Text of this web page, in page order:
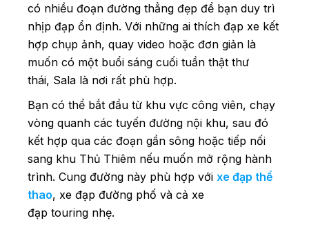
có nhiều đoạn đường thẳng đẹp để bạn duy trì
nhịp đạp ổn định. Với những ai thích đạp xe kết
hợp chụp ảnh, quay video hoặc đơn giản là
muốn có một buổi sáng cuối tuần thật thư
thái, Sala là nơi rất phù hợp.
Bạn có thể bắt đầu từ khu vực công viên, chạy
vòng quanh các tuyến đường nội khu, sau đó
kết hợp qua các đoạn gần sông hoặc tiếp nối
sang khu Thủ Thiêm nếu muốn mở rộng hành
trình. Cung đường này phù hợp với xe đạp thể
thao, xe đạp đường phố và cả xe
đạp touring nhẹ.